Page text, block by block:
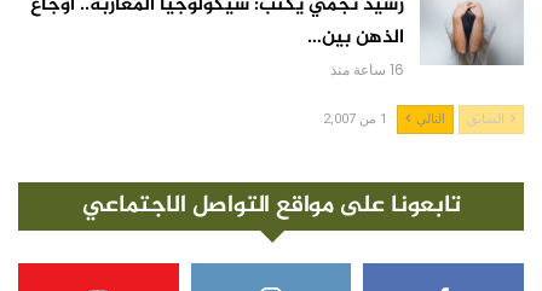
الذهن بين…
16 ساعة منذ
السابق التالي 1 من 2,007
تابعونا على مواقع التواصل الاجتماعي